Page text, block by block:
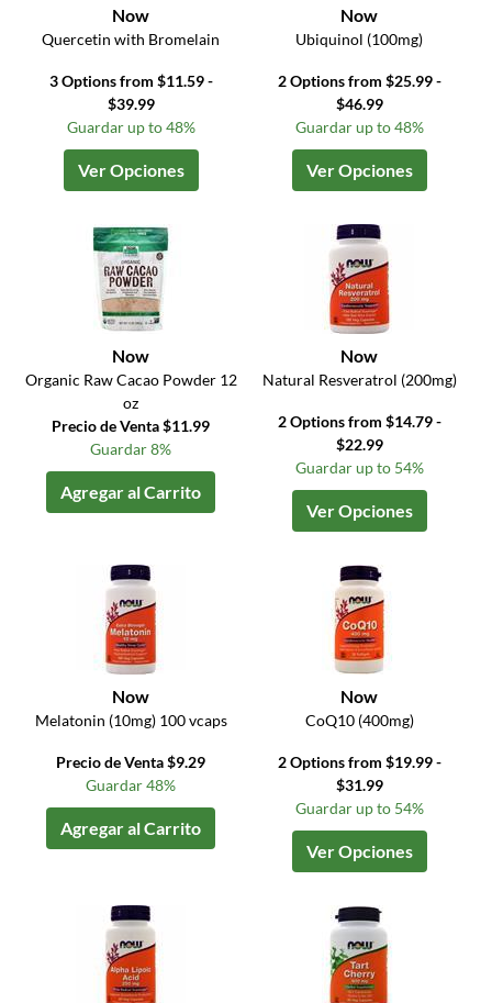
Now
Quercetin with Bromelain
3 Options from $11.59 -
$39.99
Guardar up to 48%
Ver Opciones
Now
Ubiquinol (100mg)
2 Options from $25.99 -
$46.99
Guardar up to 48%
Ver Opciones
Now
Organic Raw Cacao Powder 12
oz
Precio de Venta $11.99
Guardar 8%
Agregar al Carrito
Now
Natural Resveratrol (200mg)
2 Options from $14.79 -
$22.99
Guardar up to 54%
Ver Opciones
Now
Melatonin (10mg) 100 vcaps
Precio de Venta $9.29
Guardar 48%
Agregar al Carrito
Now
CoQ10 (400mg)
2 Options from $19.99 -
$31.99
Guardar up to 54%
Ver Opciones